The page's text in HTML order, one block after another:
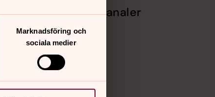
Marknadsföring och
sociala medier
Sociala kanaler
Facebook
Instagram